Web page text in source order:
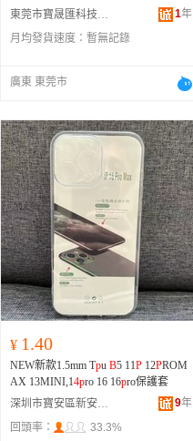
下游平台 wish、亞馬遜、獨立站、速
東莞市寶晟匯科技有限公司 1年
月均發貨速度： 暫無記錄
廣東 東莞市
¥ 1.40
NEW新款1.5mm Tpu B5 11P 12PROM
AX 13MINI,14pro 16 16pro保護套
深圳市寶安區新安唯利特數碼配件商行
9年
回頭率：
33.3%